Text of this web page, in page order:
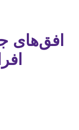
افق‌های